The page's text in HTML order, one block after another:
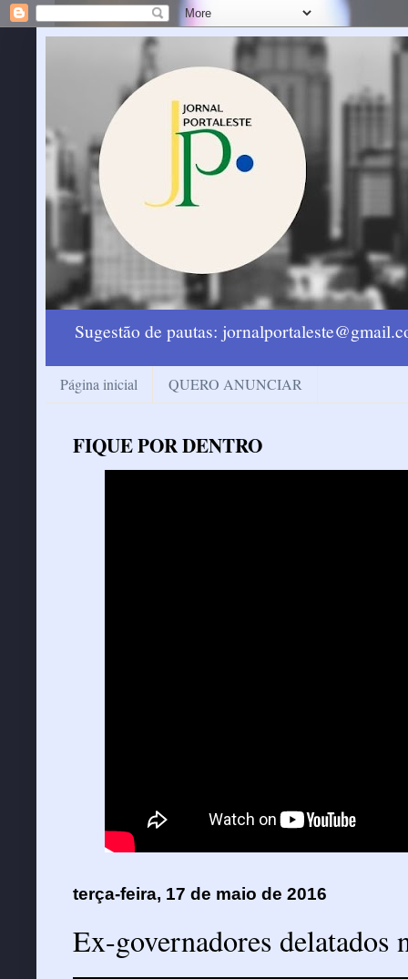
Sugestão de pautas:
Página inicial QUERO ANUNCIAR
FIQUE POR DENTRO
terça-feira, 17 de maio de 2016
Ex-governadores delatados